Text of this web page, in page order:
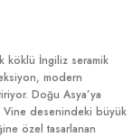
köklü İngiliz seramik
modern
Doğu Asya’ya
Vine desenindeki büyük
özel tasarlanan